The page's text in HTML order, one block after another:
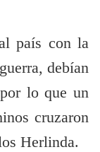
país con la
debían
lo que un
cruzaron
Herlinda.